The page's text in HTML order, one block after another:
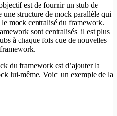
est de fournir un stub de
structure de mock parallèle qui
mock centralisé du framework.
sont centralisés, il est plus
à chaque fois que de nouvelles
du framework est d’ajouter la
lui-même. Voici un exemple de la